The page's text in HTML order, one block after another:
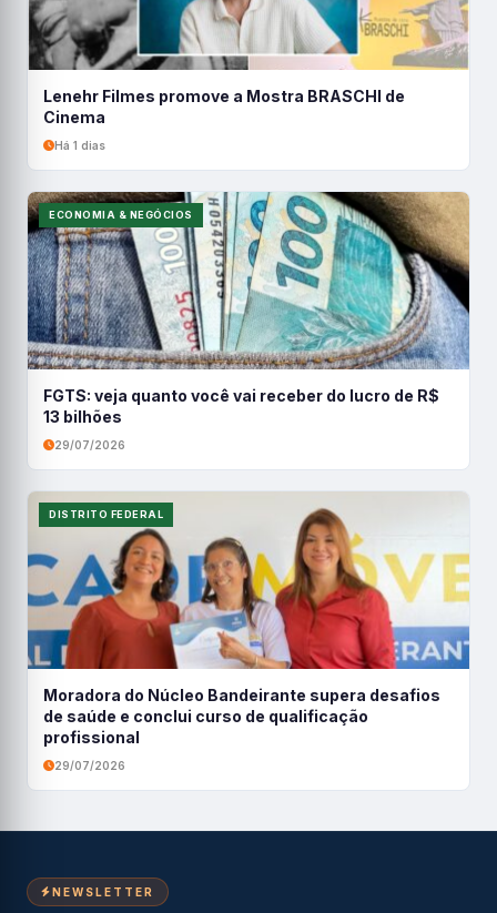
Lenehr Filmes promove a Mostra BRASCHI de
Cinema
Há 1 dias
ECONOMIA & NEGÓCIOS
FGTS: veja quanto você vai receber do lucro de R$
13 bilhões
29/07/2026
DISTRITO FEDERAL
Moradora do Núcleo Bandeirante supera desafios
de saúde e conclui curso de qualificação
profissional
29/07/2026
NEWSLETTER